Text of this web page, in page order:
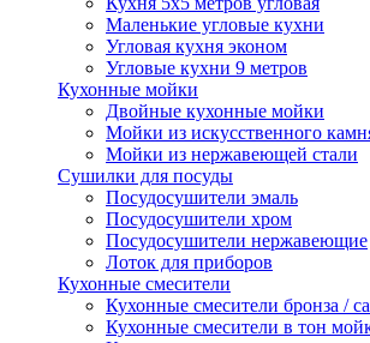
Маленькие угловые кухни
Угловая кухня эконом
Угловые кухни 9 метров
Кухонные мойки
Двойные кухонные мойки
Мойки из искусственного
Мойки из нержавеющей стали
Сушилки для посуды
Посудосушители эмаль
Посудосушители хром
Посудосушители нержавеющие
Лоток для приборов
Кухонные смесители
Кухонные смесители бронза /
Кухонные смесители в тон